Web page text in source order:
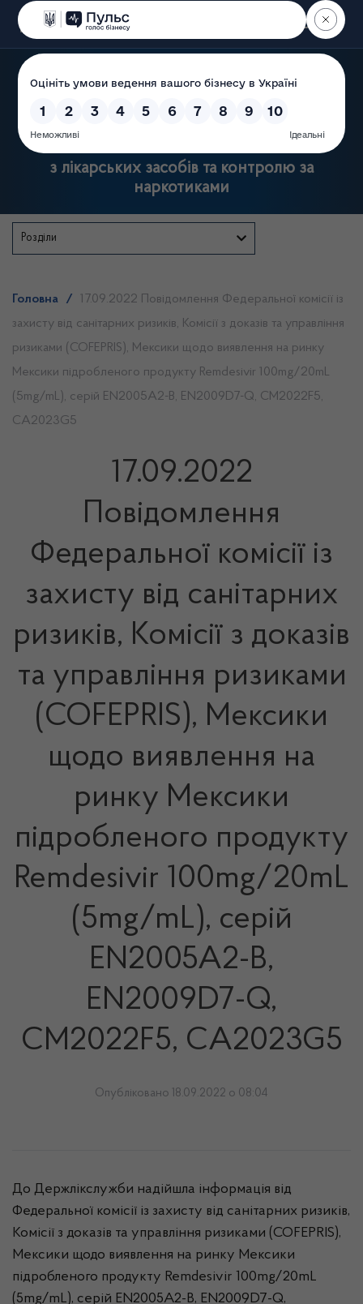
Пошук
Державна служба України
з лікарських засобів та контролю за
наркотиками
Розділи
Головна /
17.09.2022 Повідомлення Федеральної комісії із
захисту від санітарних ризиків, Комісії з доказів та управління
ризиками (COFEPRIS), Мексики щодо виявлення на ринку
Мексики підробленого продукту Remdesivir 100mg/20mL
(5mg/mL), серій EN2005A2-B, EN2009D7-Q, CM2022F5,
CA2023G5
17.09.2022
Повідомлення
Федеральної комісії із
захисту від санітарних
ризиків, Комісії з доказів
та управління ризиками
(COFEPRIS), Мексики
щодо виявлення на
ринку Мексики
підробленого продукту
Remdesivir 100mg/20mL
(5mg/mL), серій
EN2005A2-B,
EN2009D7-Q,
CM2022F5, CA2023G5
Опубліковано 18.09.2022 о 08:04
До Держлікслужби надійшла інформація від
Федеральної комісії із захисту від санітарних ризиків,
Комісії з доказів та управління ризиками (COFEPRIS),
Мексики щодо виявлення на ринку Мексики
підробленого продукту Remdesivir 100mg/20mL
(5mg/mL), серій EN2005A2-B, EN2009D7-Q,